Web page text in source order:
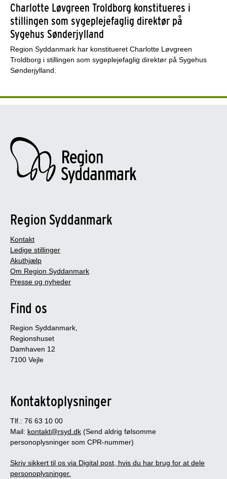
Charlotte Løvgreen Troldborg konstitueres i
stillingen som sygeplejefaglig direktør på
Sygehus Sønderjylland
Region Syddanmark har konstitueret Charlotte Løvgreen
Troldborg i stillingen som sygeplejefaglig direktør på Sygehus
Sønderjylland.
Region Syddanmark
Kontakt
Ledige stillinger
Akuthjælp
Om Region Syddanmark
Presse og nyheder
Find os
Region Syddanmark,
Regionshuset
Damhaven 12
7100 Vejle
Kontaktoplysninger
Tlf.: 76 63 10 00
Mail: kontakt@rsyd.dk (Send aldrig følsomme
personoplysninger som CPR-nummer)
Skriv sikkert til os via Digital post, hvis du har brug for at dele
personoplysninger.